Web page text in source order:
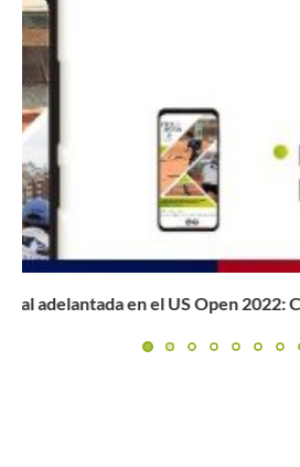
Wimbledon 2023: Sinner se